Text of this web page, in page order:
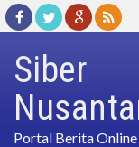
Siber
Portal Berita Online